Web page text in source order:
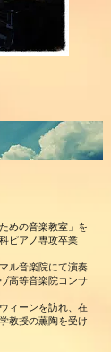
めの音楽教室」を
ピアノ専攻卒業
ル音楽院にて演奏
高等音楽院コンサ
ィーンを訪れ、在
教授の薫陶を受け